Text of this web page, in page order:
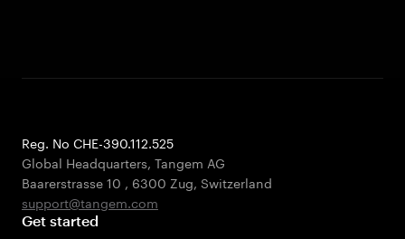
Reg. No CHE-390.112.525
Global Headquarters, Tangem AG
Baarerstrasse 10 , 6300 Zug, Switzerland
support@tangem.com
Get started